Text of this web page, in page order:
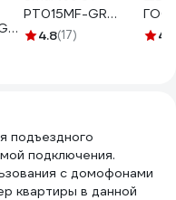
PT015MF-GR
Mifare-
4.8(17) 4.9
подъездного
подключения.
с домофонами
квартиры в данной